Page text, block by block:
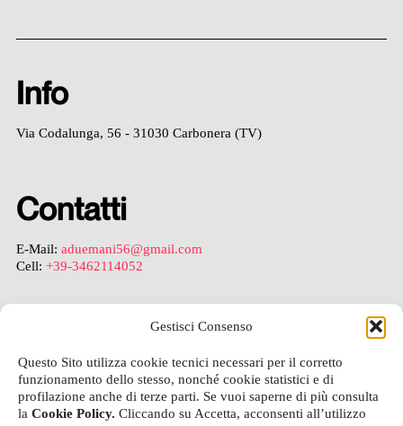
Gestisci Consenso
Questo Sito utilizza cookie tecnici necessari per il corretto
funzionamento dello stesso, nonché cookie statistici e di
profilazione anche di terze parti. Se vuoi saperne di più consulta
la Cookie Policy. Cliccando su Accetta, acconsenti all’utilizzo
Info
Via Codalunga, 56 - 31030 Carbonera (TV)
Contatti
E-Mail: aduemani56@gmail.com
Cell: +39-3462114052
Privacy Policy
Cookie Policy